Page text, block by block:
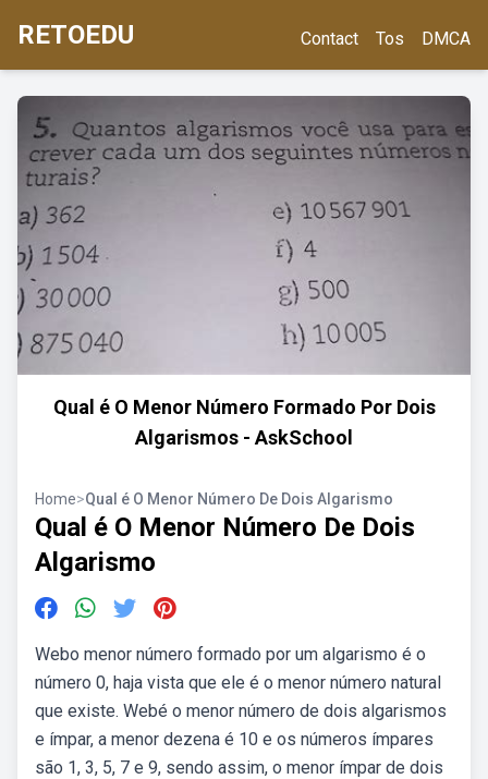
RETOEDU Contact Tos DMCA
Qual é O Menor Número Formado Por Dois
Algarismos - AskSchool
Home>Qual é O Menor Número De Dois Algarismo
Qual é O Menor Número De Dois
Algarismo
Webo menor número formado por um algarismo é o
número 0, haja vista que ele é o menor número natural
que existe. Webé o menor número de dois algarismos
e ímpar, a menor dezena é 10 e os números ímpares
são 1, 3, 5, 7 e 9, sendo assim, o menor ímpar de dois